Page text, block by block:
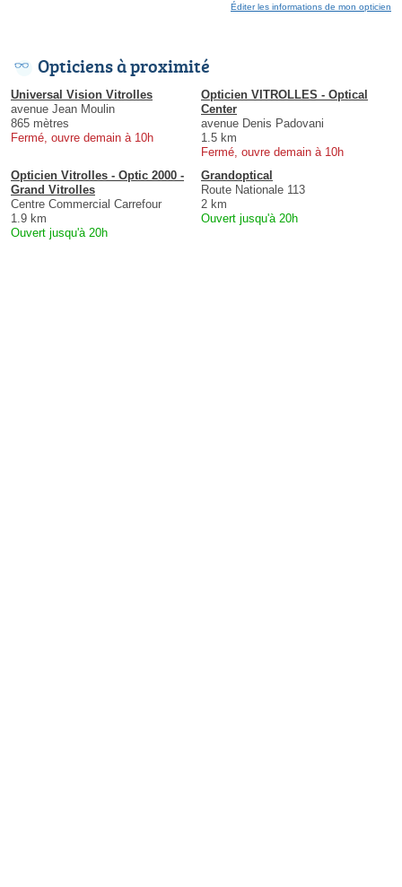
Éditer les informations de mon opticien
Opticiens à proximité
Universal Vision Vitrolles
avenue Jean Moulin
865 mètres
Fermé, ouvre demain à 10h
Opticien VITROLLES - Optical
Center
avenue Denis Padovani
1.5 km
Fermé, ouvre demain à 10h
Opticien Vitrolles - Optic 2000 -
Grand Vitrolles
Centre Commercial Carrefour
1.9 km
Ouvert jusqu'à 20h
Grandoptical
Route Nationale 113
2 km
Ouvert jusqu'à 20h